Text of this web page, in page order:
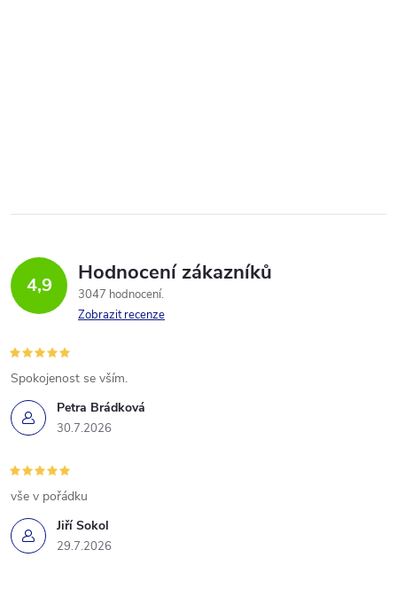
4,9 Hodnocení zákazníků
3047 hodnocení
Zobrazit recenze
Petra Brádková
30.7.2026
Spokojenost se vším.
Jiří Sokol
29.7.2026
vše v pořádku